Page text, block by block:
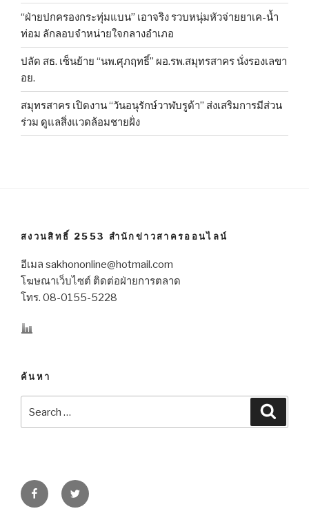
“ฝ่ายปกครองกระทุ่มแบน” เอาจริง รวบหนุ่มหัวจ่ายยาเค-น้ำ
ท่อม ลักลอบจำหน่ายใจกลางอำเภอ
ปลัด สธ. เซ็นย้าย “นพ.ศุภฤทธิ์” ผอ.รพ.สมุทรสาคร นั่งรองเลขา
อย.
สมุทรสาคร เปิดงาน “วันอนุรักษ์วาฬบรูด้า” ส่งเสริมการมีส่วน
ร่วม ดูแลสิ่งแวดล้อมชายฝั่ง
สงวนสิทธิ์ 2553 สำนักข่าวสาครออนไลน์
อีเมล sakhononline@hotmail.com
โฆษณาเว็บไซต์ ติดต่อฝ่ายการตลาด
โทร. 08-0155-5228
ค้นหา
FacebookTwitter